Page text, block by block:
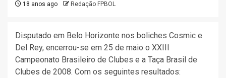
18 anos ago Redação FPBOL
Disputado em Belo Horizonte nos boliches Cosmic e
Del Rey, encerrou-se em 25 de maio o XXIII
Campeonato Brasileiro de Clubes e a Taça Brasil de
Clubes de 2008. Com os seguintes resultados: